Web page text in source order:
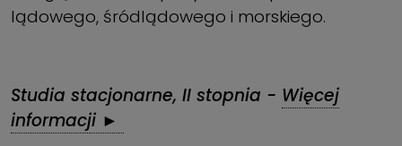
lądowego, śródlądowego i morskiego.
Studia stacjonarne, II stopnia - Więcej
informacji ►